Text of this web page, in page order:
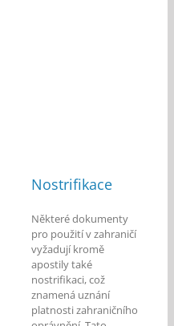
Nostrifikace
Některé dokumenty
pro použití v zahraničí
vyžadují kromě
apostily také
nostrifikaci, což
znamená uznání
platnosti zahraničního